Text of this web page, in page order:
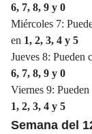
6, 7, 8, 9 y 0
Miércoles 7:
en 1, 2, 3, 4 y 5
Jueves 8: Pueden
6, 7, 8, 9 y 0
Viernes 9:
1, 2, 3, 4 y 5
Semana del